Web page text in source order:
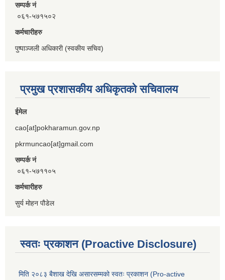
सम्पर्क नं
०६१-५७१५०२
कर्मचारीहरु
पुष्पाञ्जली अधिकारी (स्वकीय सचिव)
प्रमुख प्रशासकीय अधिकृतको सचिवालय
ईमेल
cao[at]pokharamun.gov.np
pkrmuncao[at]gmail.com
सम्पर्क नं
०६१-५७११०५
कर्मचारीहरु
सुर्य मोहन पौडेल
स्वतः प्रकाशन (Proactive Disclosure)
मिति २०८३ बैशाख देखि असारसम्मको स्वतः प्रकाशन (Pro-active